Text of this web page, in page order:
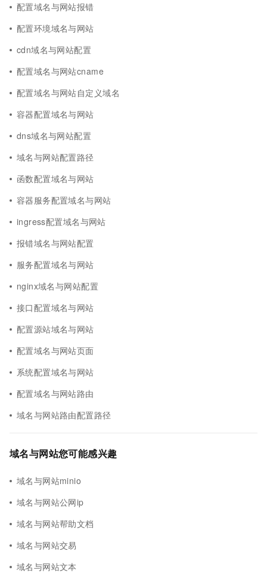
配置域名与网站报错
配置环境域名与网站
cdn域名与网站配置
配置域名与网站cname
配置域名与网站自定义域名
容器配置域名与网站
dns域名与网站配置
域名与网站配置路径
函数配置域名与网站
容器服务配置域名与网站
ingress配置域名与网站
报错域名与网站配置
服务配置域名与网站
nginx域名与网站配置
接口配置域名与网站
配置源站域名与网站
配置域名与网站页面
系统配置域名与网站
配置域名与网站路由
域名与网站路由配置路径
域名与网站您可能感兴趣
域名与网站minio
域名与网站公网ip
域名与网站帮助文档
域名与网站交易
域名与网站文本